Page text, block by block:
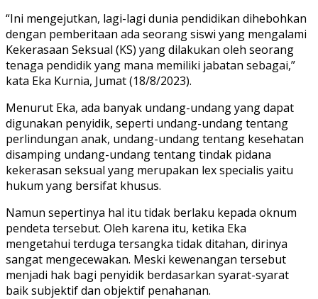
“Ini mengejutkan, lagi-lagi dunia pendidikan dihebohkan
dengan pemberitaan ada seorang siswi yang mengalami
Kekerasaan Seksual (KS) yang dilakukan oleh seorang
tenaga pendidik yang mana memiliki jabatan sebagai,”
kata Eka Kurnia, Jumat (18/8/2023).
Menurut Eka, ada banyak undang-undang yang dapat
digunakan penyidik, seperti undang-undang tentang
perlindungan anak, undang-undang tentang kesehatan
disamping undang-undang tentang tindak pidana
kekerasan seksual yang merupakan lex specialis yaitu
hukum yang bersifat khusus.
Namun sepertinya hal itu tidak berlaku kepada oknum
pendeta tersebut. Oleh karena itu, ketika Eka
mengetahui terduga tersangka tidak ditahan, dirinya
sangat mengecewakan. Meski kewenangan tersebut
menjadi hak bagi penyidik berdasarkan syarat-syarat
baik subjektif dan objektif penahanan.